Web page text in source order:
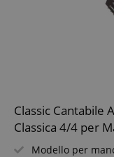
Classic Cantabile
Classica 4/4 per
Modello per